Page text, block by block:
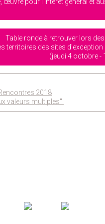
Table ronde à retrouver lors
territoires des sites
(jeudi 4 octobre -
2018
valeurs multiples"